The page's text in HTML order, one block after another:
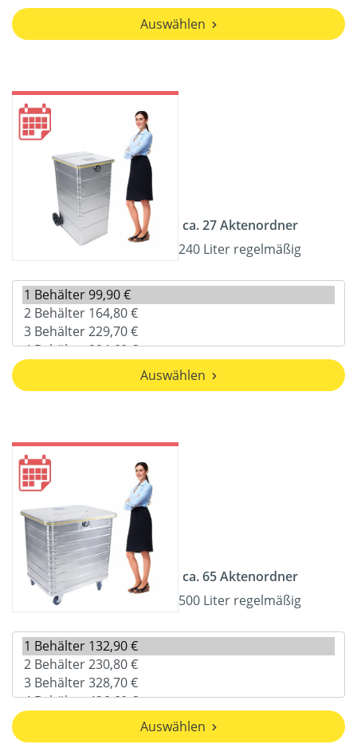
Auswählen
ca. 27 Aktenordner
240 Liter regelmäßig
Auswählen
ca. 65 Aktenordner
500 Liter regelmäßig
Auswählen